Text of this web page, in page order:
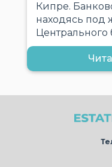
Кипре.
находясь под
Центрального